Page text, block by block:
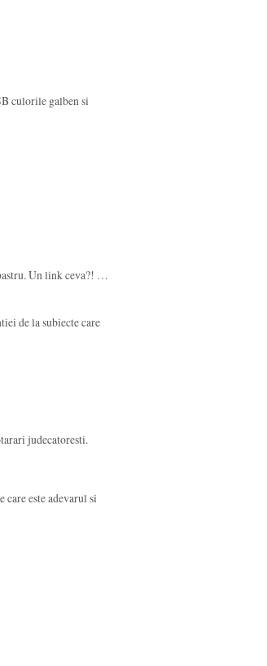
culorile galben si
Un link ceva?! …
de la subiecte care
judecatoresti.
care este adevarul si